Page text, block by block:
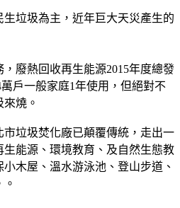
垃圾為主，近年巨大天災產生的
廢熱回收再生能源2015年度總發
戶一般家庭1年使用，但絕對不
燒。
垃圾焚化廠已顛覆傳統，走出一
能源、環境教育、及自然生態教
木屋、溫水游泳池、登山步道、